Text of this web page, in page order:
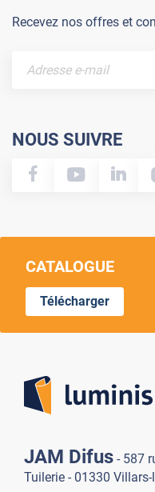
Recevez nos offres et
NOUS SUIVRE
CATALOGUE
Télécharger
JAM Difus - 587
Tuilerie - 01330 Villars-